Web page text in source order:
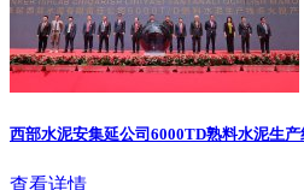
西部水泥安集延公司6000TD熟料水泥生产
查看详情